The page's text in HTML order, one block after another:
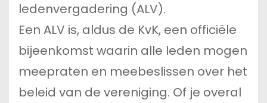
ledenvergadering (ALV).
Een ALV is, aldus de KvK, een officiële
bijeenkomst waarin alle leden mogen
meepraten en meebeslissen over het
beleid van de vereniging. Of je overal